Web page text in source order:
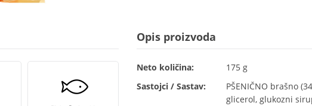
Opis proizvoda
Neto količina:
175 g
Sastojci / Sastav:
PŠENIČNO brašno
glicerol, glukozni